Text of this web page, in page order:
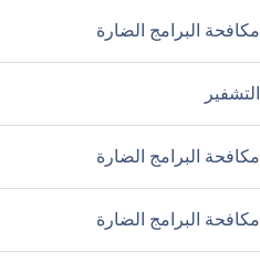
مكافحة البرامج الضارة
التشفير
مكافحة البرامج الضارة
مكافحة البرامج الضارة